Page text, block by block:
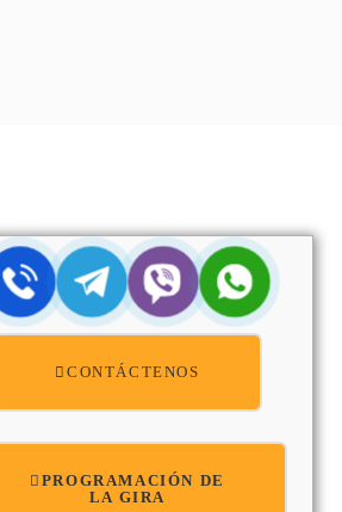
CONTÁCTENOS
PROGRAMACIÓN DE
LA GIRA